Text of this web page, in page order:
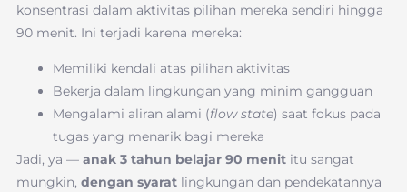
konsentrasi dalam aktivitas pilihan mereka sendiri hingga
90 menit. Ini terjadi karena mereka:
Memiliki kendali atas pilihan aktivitas
Bekerja dalam lingkungan yang minim gangguan
Mengalami aliran alami (flow state) saat fokus pada
tugas yang menarik bagi mereka
Jadi, ya — anak 3 tahun belajar 90 menititu sangat
mungkin, dengan syaratlingkungan dan pendekatannya